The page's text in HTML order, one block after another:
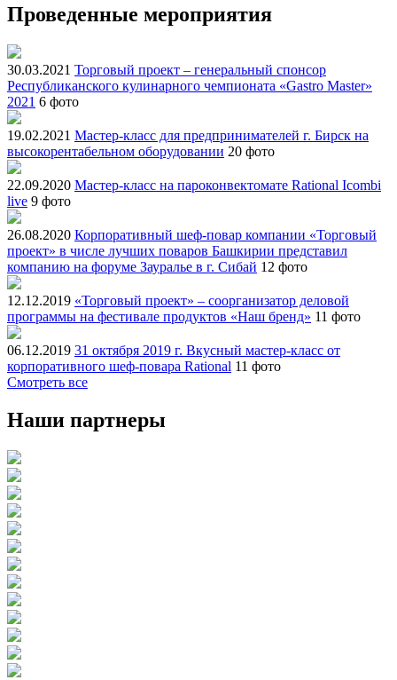
Проведенные мероприятия
30.03.2021 Торговый проект – генеральный спонсор
Республиканского кулинарного чемпионата «Gastro Master»
2021 6 фото
19.02.2021 Мастер-класс для предпринимателей г. Бирск на
высокорентабельном оборудовании 20 фото
22.09.2020 Мастер-класс на пароконвектомате Rational Icombi
live 9 фото
26.08.2020 Корпоративный шеф-повар компании «Торговый
проект» в числе лучших поваров Башкирии представил
компанию на форуме Зауралье в г. Сибай 12 фото
12.12.2019 «Торговый проект» – соорганизатор деловой
программы на фестивале продуктов «Наш бренд» 11 фото
06.12.2019 31 октября 2019 г. Вкусный мастер-класс от
корпоративного шеф-повара Rational 11 фото
Смотреть все
Наши партнеры